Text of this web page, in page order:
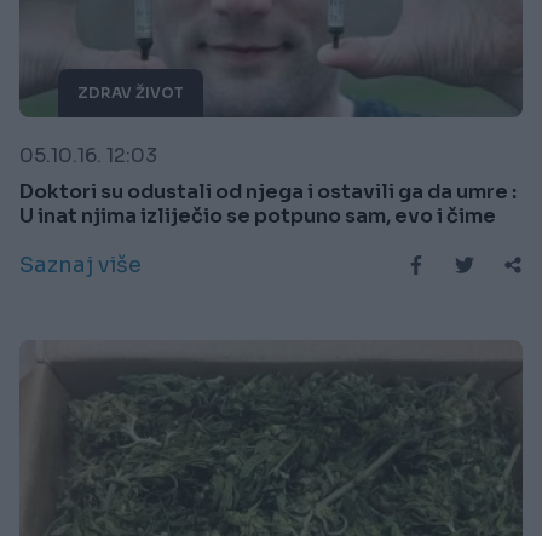
ZDRAV ŽIVOT
05.10.16. 12:03
Doktori su odustali od njega i ostavili ga da umre :
U inat njima izliječio se potpuno sam, evo i čime
Saznaj više